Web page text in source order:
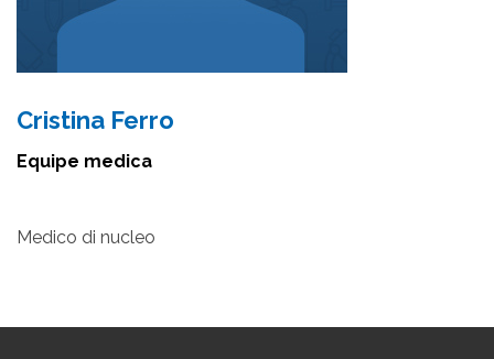
Cristina Ferro
Equipe medica
Medico di nucleo